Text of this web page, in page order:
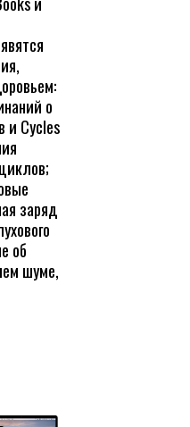
о
и Cycles
заряд
об
шуме,